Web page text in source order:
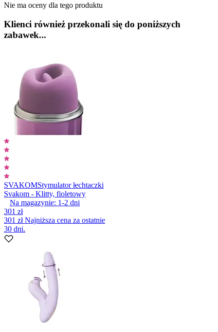
Nie ma oceny dla tego produktu
Klienci również przekonali się do poniższych
zabawek...
SVAKOMStymulator łechtaczki
Svakom - Klitty, fioletowy
Na magazynie: 1-2 dni
301 zł
301 złNajniższa cena za ostatnie
30 dni.